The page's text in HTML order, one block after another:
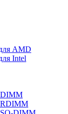
AMD
Intel
DIMM
RDIMM